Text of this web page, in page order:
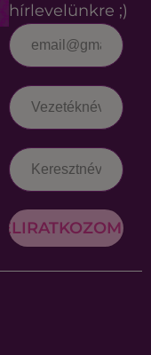
hírlevelünkre ;)
FELIRATKOZOM